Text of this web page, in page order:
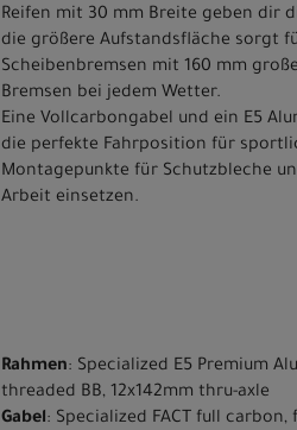
Reifen mit 30 mm Breite geben dir
die größere Aufstandsfläche sorgt
Scheibenbremsen mit 160 mm
Bremsen bei jedem Wetter.
Eine Vollcarbongabel und ein E5
die perfekte Fahrposition für
Montagepunkte für Schutzbleche
Arbeit einsetzen.
Rahmen: Specialized E5 Premium
threaded BB, 12x142mm thru-axle
Gabel: Specialized FACT full